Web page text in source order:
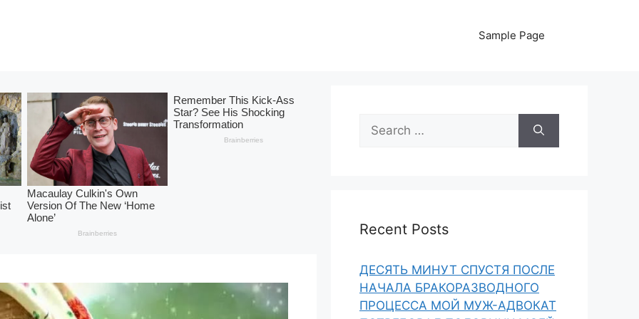
Sample Page
Search
for:
Recent Posts
ДЕСЯТЬ МИНУТ СПУСТЯ ПОСЛЕ
НАЧАЛА БРАКОРАЗВОДНОГО
ПРОЦЕССА МОЙ МУЖ-АДВОКАТ